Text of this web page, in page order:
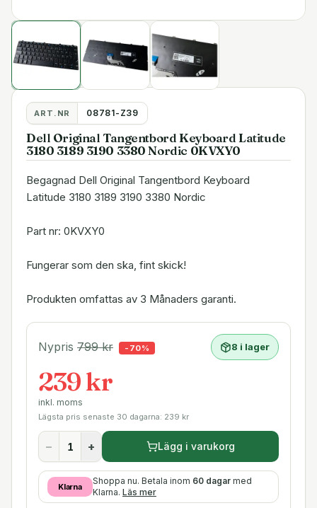
ART.NR 08781-Z39
Dell Original Tangentbord Keyboard Latitude
3180 3189 3190 3380 Nordic 0KVXY0
Begagnad Dell Original Tangentbord Keyboard
Latitude 3180 3189 3190 3380 Nordic
Part nr: 0KVXY0
Fungerar som den ska, fint skick!
Produkten omfattas av 3 Månaders garanti.
Nypris 799kr - 70% 8 i lager
239 kr
inkl. moms
Lägsta pris senaste 30 dagarna: 239 kr
− + Lägg i varukorg
Klarna
Shoppa nu. Betala inom 60 dagar med
Klarna. Läs mer